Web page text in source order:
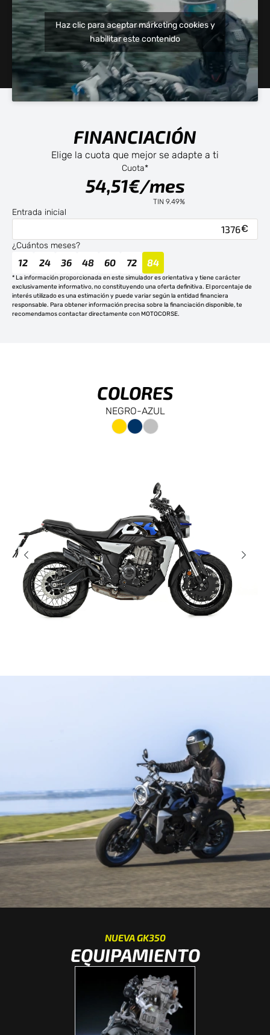
Seguro gratis*
Precio estimado de Venta al Público en Península y Baleares, no vinculante
para el Vendedor Autorizado. IVA al 21% y transporte incluidos. Gastos de
gestoría, tasas e IVTM no incluidos. Consulta todas las condiciones legales
de las promociones y precios de venta al público con nuestros
comerciales.
Haz clic para aceptar márketing cookies y
habilitar este contenido
FINANCIACIÓN
Elige la cuota que mejor se adapte a ti
Cuota*
54,51€/mes
TIN 9.49%
Entrada inicial
¿Cuántos meses?
12 24 36 48 60 72 84
* La información proporcionada en este simulador es orientativa y tiene carácter
exclusivamente informativo, no constituyendo una oferta definitiva. El porcentaje de
interés utilizado es una estimación y puede variar según la entidad financiera
responsable. Para obtener información precisa sobre la financiación disponible, te
recomendamos contactar directamente con MOTOCORSE.
COLORES
NEGRO-AZUL
NUEVA GK350
EQUIPAMIENTO